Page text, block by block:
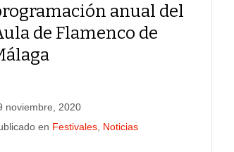
anual del
de Flamenco de
noviembre, 2020
en Festivales Noticias